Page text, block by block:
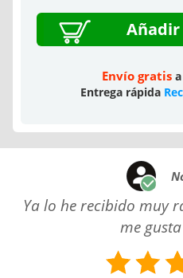
Envío gratis
Entrega rápida
Ya lo he recibido muy
me